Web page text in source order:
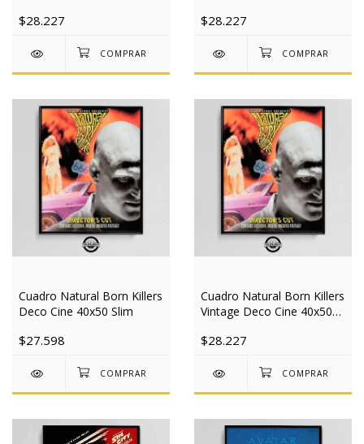
$28.227 $28.227
Cuadro Natural Born Killers
Deco Cine 40x50 Slim
$27.598
Cuadro Natural Born Killers
Vintage Deco Cine 40x50
$28.227